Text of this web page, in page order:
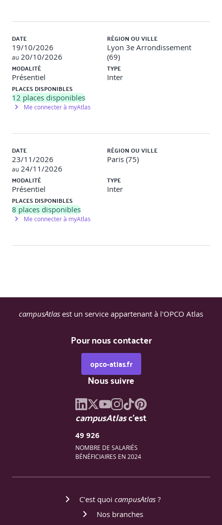
DATE
19/10/2026
au 20/10/2026
RÉGION OU VILLE
Lyon 3e Arrondissement
(69)
MODALITÉ
Présentiel
TYPE
Inter
PLACES DISPONIBLES
12 places disponibles
Me connecter à myAtlas
DATE
23/11/2026
au 24/11/2026
RÉGION OU VILLE
Paris (75)
MODALITÉ
Présentiel
TYPE
Inter
PLACES DISPONIBLES
8 places disponibles
Me connecter à myAtlas
campusAtlas est un service appartenant à l'OPCO Atlas
Pour nous contacter
opco-atlas.fr
Nous suivre
campusAtlasc'est
49 926
NOMBRE DE SALARIÉS
BÉNÉFICIAIRES EN 2024
C'est quoi campusAtlas ?
Nos branches